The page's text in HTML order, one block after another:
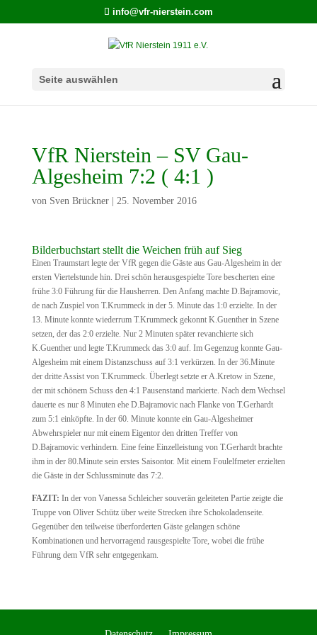
info@vfr-nierstein.com
Seite auswählen
VfR Nierstein – SV Gau-
Algesheim 7:2 ( 4:1 )
von Sven Brückner| 25. November 2016
Bilderbuchstart stellt die Weichen früh auf Sieg
Einen Traumstart legte der VfR gegen die Gäste aus Gau-Algesheim in der
ersten Viertelstunde hin. Drei schön herausgespielte Tore bescherten eine
frühe 3:0 Führung für die Hausherren. Den Anfang machte D.Bajramovic,
de nach Zuspiel von T.Krummeck in der 5. Minute das 1:0 erzielte. In der
13. Minute konnte wiederrum T.Krummeck gekonnt K.Guenther in Szene
setzen, der das 2:0 erzielte. Nur 2 Minuten später revanchierte sich
K.Guenther und legte T.Krummeck das 3:0 auf. Im Gegenzug konnte Gau-
Algesheim mit einem Distanzschuss auf 3:1 verkürzen. In der 36.Minute
der dritte Assist von T.Krummeck. Überlegt setzte er A.Kretow in Szene,
der mit schönem Schuss den 4:1 Pausenstand markierte. Nach dem Wechsel
dauerte es nur 8 Minuten ehe D.Bajramovic nach Flanke von T.Gerhardt
zum 5:1 einköpfte. In der 60. Minute konnte ein Gau-Algesheimer
Abwehrspieler nur mit einem Eigentor den dritten Treffer von
D.Bajramovic verhindern. Eine feine Einzelleistung von T.Gerhardt brachte
ihm in der 80.Minute sein erstes Saisontor. Mit einem Foulelfmeter erzielten
die Gäste in der Schlussminute das 7:2.
FAZIT: In der von Vanessa Schleicher souverän geleiteten Partie zeigte die
Truppe von Oliver Schütz über weite Strecken ihre Schokoladenseite.
Gegenüber den teilweise überforderten Gäste gelangen schöne
Kombinationen und hervorragend rausgespielte Tore, wobei die frühe
Führung dem VfR sehr entgegenkam.